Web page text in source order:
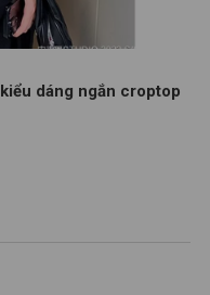
dáng ngắn croptop